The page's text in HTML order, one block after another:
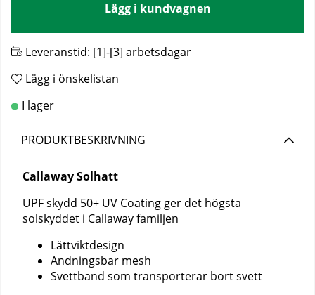
Lägg i kundvagnen
Leveranstid: [1]-[3] arbetsdagar
Lägg i önskelistan
PRODUKTBESKRIVNING
Callaway Solhatt
UPF skydd 50+ UV Coating ger det högsta
solskyddet i Callaway familjen
Lättviktdesign
Andningsbar mesh
Svettband som transporterar bort svett